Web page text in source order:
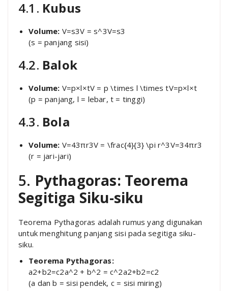
4.1. Kubus
Volume: V=s3V = s^3V=s3
(s = panjang sisi)
4.2. Balok
Volume: V=p×l×tV = p \times l \times tV=p×l×t
(p = panjang, l = lebar, t = tinggi)
4.3. Bola
Volume: V=43πr3V = \frac{4}{3} \pi r^3V=34πr3
(r = jari-jari)
5. Pythagoras: Teorema
Segitiga Siku-siku
Teorema Pythagoras adalah rumus yang digunakan
untuk menghitung panjang sisi pada segitiga siku-
siku.
Teorema Pythagoras:
a2+b2=c2a^2 + b^2 = c^2a2+b2=c2
(a dan b = sisi pendek, c = sisi miring)